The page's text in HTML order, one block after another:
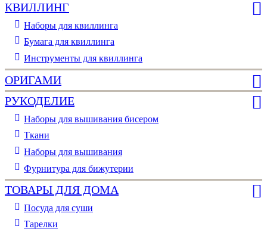
КВИЛЛИНГ
Наборы для квиллинга
Бумага для квиллинга
Инструменты для квиллинга
ОРИГАМИ
РУКОДЕЛИЕ
Наборы для вышивания бисером
Ткани
Наборы для вышивания
Фурнитура для бижутерии
ТОВАРЫ ДЛЯ ДОМА
Посуда для суши
Тарелки